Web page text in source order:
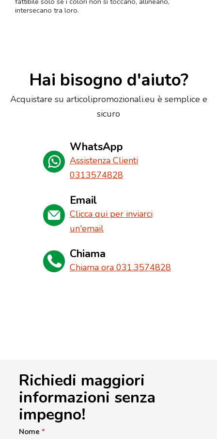
intersecano tra loro.
Hai bisogno d'aiuto?
Acquistare su articolipromozionali.eu è semplice e
sicuro
WhatsApp
Assistenza Clienti
0313574828
Email
Clicca qui per inviarci
un'email
Chiama
Chiama ora 031.3574828
Richiedi maggiori
informazioni senza
impegno!
Nome *